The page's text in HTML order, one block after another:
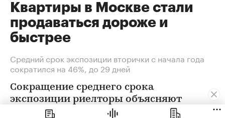
Квартиры в Москве стали
продаваться дороже и
быстрее
Средний срок экспозиции вторички с начала года
сократился на 46%, до 29 дней
Сокращение среднего срока
экспозиции риелторы объясняют
усилением дефицита ликвидных